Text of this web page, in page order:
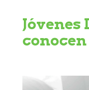
Jóvenes